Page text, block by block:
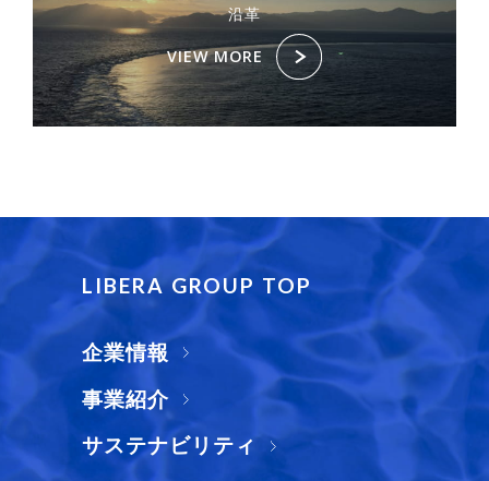
沿革
VIEW MORE
LIBERA GROUP TOP
企業情報
事業紹介
サステナビリティ